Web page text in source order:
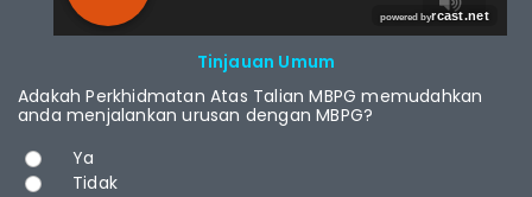
Tinjauan Umum
Adakah Perkhidmatan Atas Talian MBPG memudahkan
anda menjalankan urusan dengan MBPG?
Pilihan
Ya
Tidak